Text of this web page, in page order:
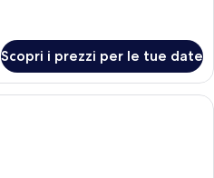
Scopri i prezzi per le tue date